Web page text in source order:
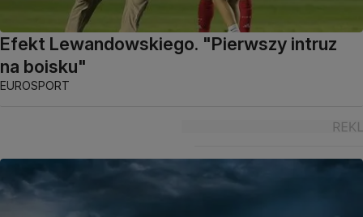
Efekt Lewandowskiego. "Pierwszy intruz
na boisku"
EUROSPORT